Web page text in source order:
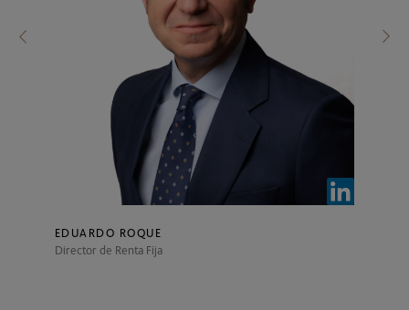
EDUARDO ROQUE
Director de Renta Fija